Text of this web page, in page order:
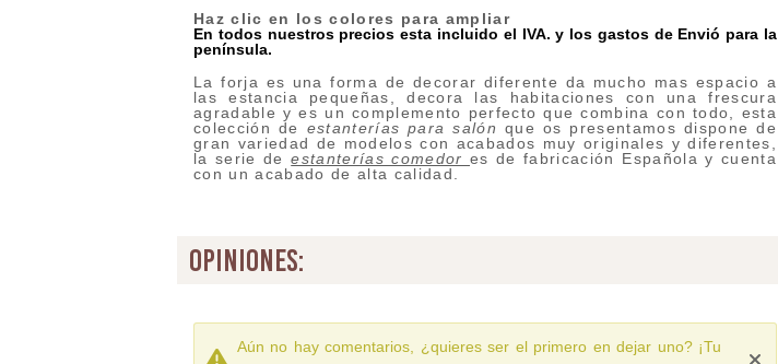
Haz clic en los colores para ampliar
En todos nuestros precios esta incluido el IVA. y los gastos de Envió para la
península.
La forja es una forma de decorar diferente da mucho mas espacio a
las estancia pequeñas, decora las habitaciones con una frescura
agradable y es un complemento perfecto que combina con todo, esta
colección de estanterías para salón que os presentamos dispone de
gran variedad de modelos con acabados muy originales y diferentes,
la serie deestanterías comedores de fabricación Española y cuenta
con un acabado de alta calidad.
opiniones:
Aún no hay comentarios, ¿quieres ser el primero en dejar uno? ¡Tu